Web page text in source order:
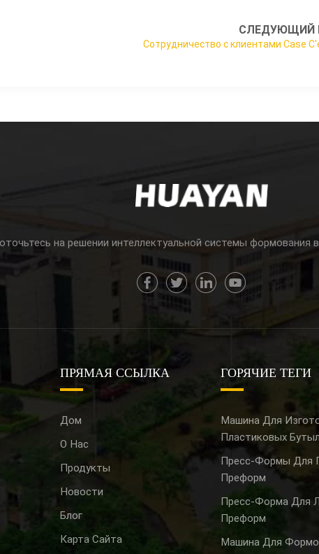
СЛЕДУЮЩИЙ
Сотрудничество с клиентами Case
на решении интеллектуальной системы формования
ПРЯМАЯ ССЫЛКА
Дом
О Нас
Продукты
Новости
Блог
Карта Сайта
ГОРЯЧИЕ ТЕГИ
Машина Для
Пластиковых
Пресс-Формы Для
Преформ
Пресс-Форма Для
Преформ
Машина Для